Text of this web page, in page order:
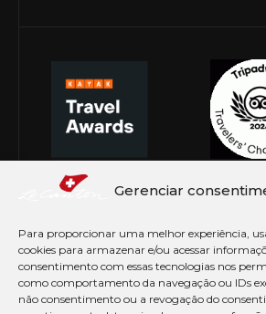
Gerenciar
Para proporcionar uma melhor experiência,
cookies para armazenar e/ou acessar
consentimento com essas tecnologias nos
como comportamento da navegação ou IDs
não consentimento ou a revogação do